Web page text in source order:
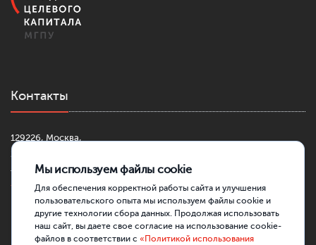
Контакты
129226, Москва,
+7 (499) 181-42-30
fond@mgpu.ru
Мы используем файлы cookie
Для обеспечения корректной работы сайта и улучшения
пользовательского опыта мы используем файлы cookie и
другие технологии сбора данных. Продолжая использовать
наш сайт, вы даете свое согласие на использование cookie-
файлов в соответствии с «Политикой использования